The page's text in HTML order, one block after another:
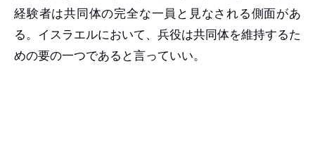
経験者は共同体の完全な一員と見なされる側面があ
る。イスラエルにおいて、兵役は共同体を維持するた
めの要の一つであると言っていい。